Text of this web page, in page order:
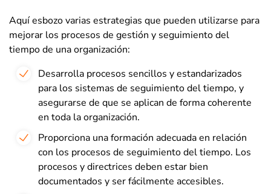
Aquí esbozo varias estrategias que pueden utilizarse para
mejorar los procesos de gestión y seguimiento del
tiempo de una organización:
Desarrolla procesos sencillos y estandarizados
para los sistemas de seguimiento del tiempo, y
asegurarse de que se aplican de forma coherente
en toda la organización.
Proporciona una formación adecuada en relación
con los procesos de seguimiento del tiempo. Los
procesos y directrices deben estar bien
documentados y ser fácilmente accesibles.